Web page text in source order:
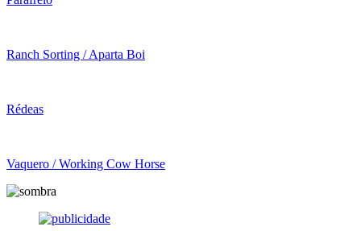
Ranch Sorting / Aparta Boi
Rédeas
Vaquero / Working Cow Horse